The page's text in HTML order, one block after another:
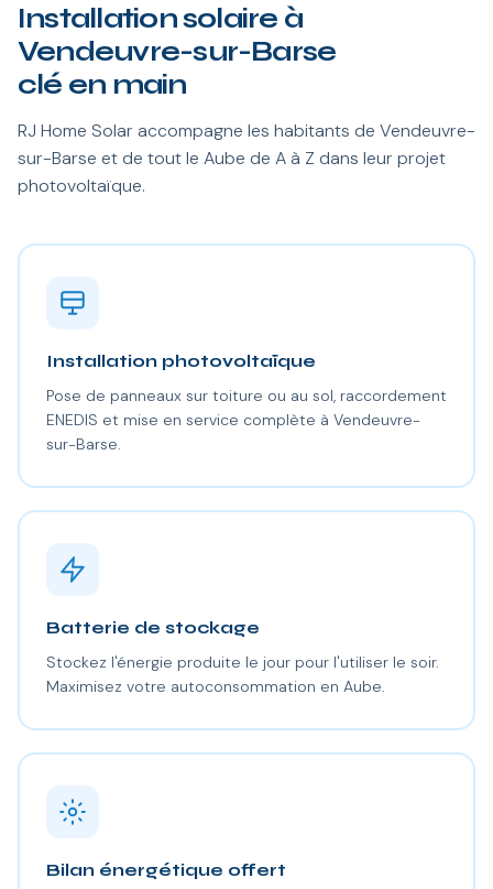
Installation solaire à
Vendeuvre-sur-Barse
clé en main
RJ Home Solar accompagne les habitants de Vendeuvre-
sur-Barse et de tout le Aube de A à Z dans leur projet
photovoltaïque.
Installation photovoltaïque
Pose de panneaux sur toiture ou au sol, raccordement
ENEDIS et mise en service complète à Vendeuvre-
sur-Barse.
Batterie de stockage
Stockez l'énergie produite le jour pour l'utiliser le soir.
Maximisez votre autoconsommation en Aube.
Bilan énergétique offert